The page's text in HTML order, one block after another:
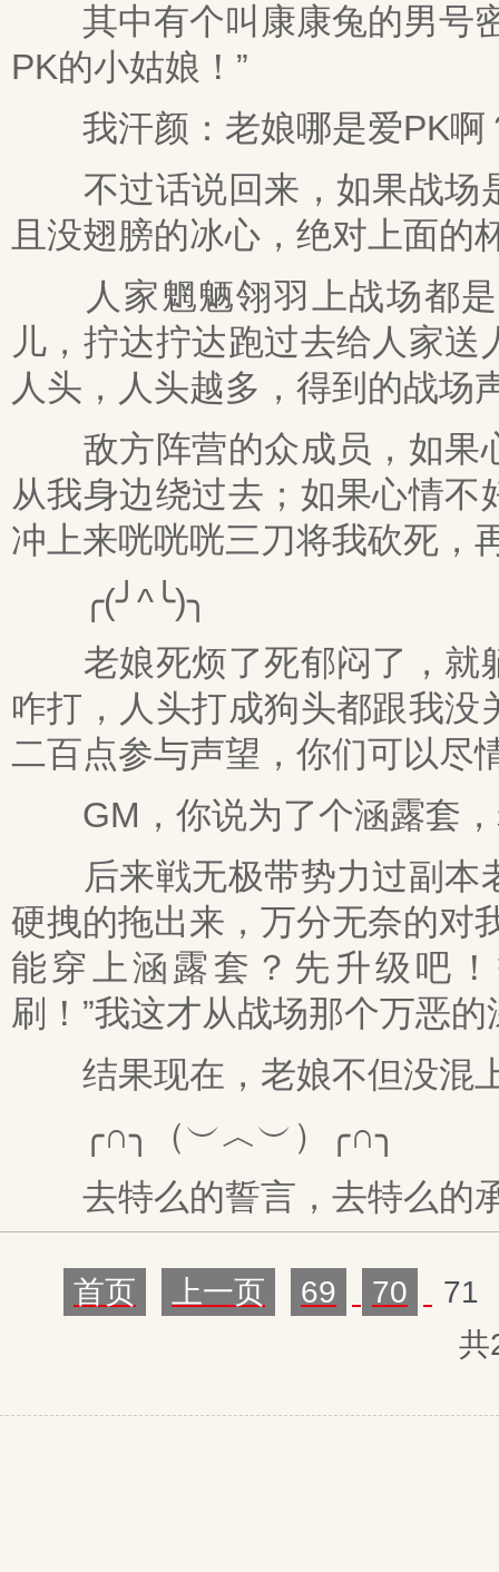
其中有个叫康康兔的男号密
PK的小姑娘！”
我汗颜：老娘哪是爱PK啊
不过话说回来，如果战场
且没翅膀的冰心，绝对上面的
人家魍魉翎羽上战场都是
儿，拧达拧达跑过去给人家
人头，人头越多，得到的战场
敌方阵营的众成员，如果
从我身边绕过去；如果心情
冲上来咣咣咣三刀将我砍死，
╭(╯^╰)╮
老娘死烦了死郁闷了，就
咋打，人头打成狗头都跟我
二百点参与声望，你们可以
GM，你说为了个涵露套，
后来戦无极带势力过副本
硬拽的拖出来，万分无奈的对
能穿上涵露套？先升级吧
刷！”我这才从战场那个万恶
结果现在，老娘不但没混
╭∩╮（︶︿︶）╭∩╮
去特么的誓言，去特么的
首页 上一页 69 70
71
共